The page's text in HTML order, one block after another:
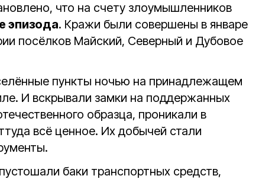
что на счету злоумышленников
эпизода. Кражи были совершены в январе
посёлков Майский, Северный и Дубовое
пункты ночью на принадлежащем
И вскрывали замки на поддержанных
образца, проникали в
всё ценное. Их добычей стали
баки транспортных средств,